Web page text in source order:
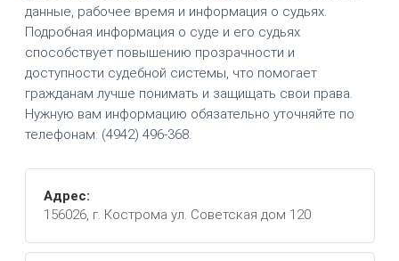
данные, рабочее время и информация о судьях.
Подробная информация о суде и его судьях
способствует повышению прозрачности и
доступности судебной системы, что помогает
гражданам лучше понимать и защищать свои права.
Нужную вам информацию обязательно уточняйте по
телефонам: (4942) 496-368.
Адрес:
156026, г. Кострома ул. Советская дом 120